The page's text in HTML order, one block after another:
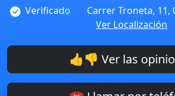
Verificado
Carrer Troneta, 11,
Ver Localización
👍👎 Ver las